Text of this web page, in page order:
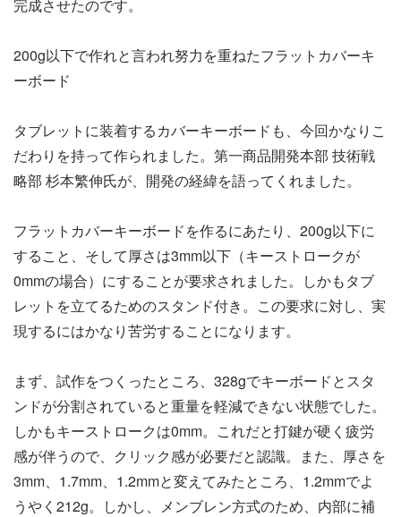
完成させたのです。
200g以下で作れと言われ努力を重ねたフラットカバーキ
ーボード
タブレットに装着するカバーキーボードも、今回かなりこ
だわりを持って作られました。第一商品開発本部 技術戦
略部 杉本繁伸氏が、開発の経緯を語ってくれました。
フラットカバーキーボードを作るにあたり、200g以下に
すること、そして厚さは3mm以下（キーストロークが
0mmの場合）にすることが要求されました。しかもタブ
レットを立てるためのスタンド付き。この要求に対し、実
現するにはかなり苦労することになります。
まず、試作をつくったところ、328gでキーボードとスタ
ンドが分割されていると重量を軽減できない状態でした。
しかもキーストロークは0mm。これだと打鍵が硬く疲労
感が伴うので、クリック感が必要だと認識。また、厚さを
3mm、1.7mm、1.2mmと変えてみたところ、1.2mmでよ
うやく212g。しかし、メンブレン方式のため、内部に補